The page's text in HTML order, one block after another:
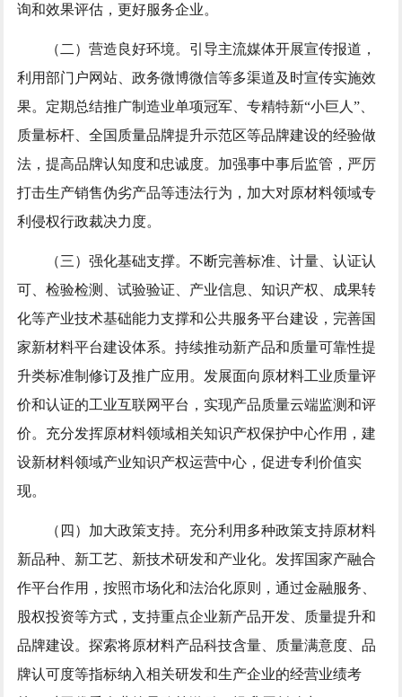
询和效果评估，更好服务企业。
（二）营造良好环境。引导主流媒体开展宣传报道，
利用部门户网站、政务微博微信等多渠道及时宣传实施效
果。定期总结推广制造业单项冠军、专精特新“小巨人”、
质量标杆、全国质量品牌提升示范区等品牌建设的经验做
法，提高品牌认知度和忠诚度。加强事中事后监管，严厉
打击生产销售伪劣产品等违法行为，加大对原材料领域专
利侵权行政裁决力度。
（三）强化基础支撑。不断完善标准、计量、认证认
可、检验检测、试验验证、产业信息、知识产权、成果转
化等产业技术基础能力支撑和公共服务平台建设，完善国
家新材料平台建设体系。持续推动新产品和质量可靠性提
升类标准制修订及推广应用。发展面向原材料工业质量评
价和认证的工业互联网平台，实现产品质量云端监测和评
价。充分发挥原材料领域相关知识产权保护中心作用，建
设新材料领域产业知识产权运营中心，促进专利价值实
现。
（四）加大政策支持。充分利用多种政策支持原材料
新品种、新工艺、新技术研发和产业化。发挥国家产融合
作平台作用，按照市场化和法治化原则，通过金融服务、
股权投资等方式，支持重点企业新产品开发、质量提升和
品牌建设。探索将原材料产品科技含量、质量满意度、品
牌认可度等指标纳入相关研发和生产企业的经营业绩考